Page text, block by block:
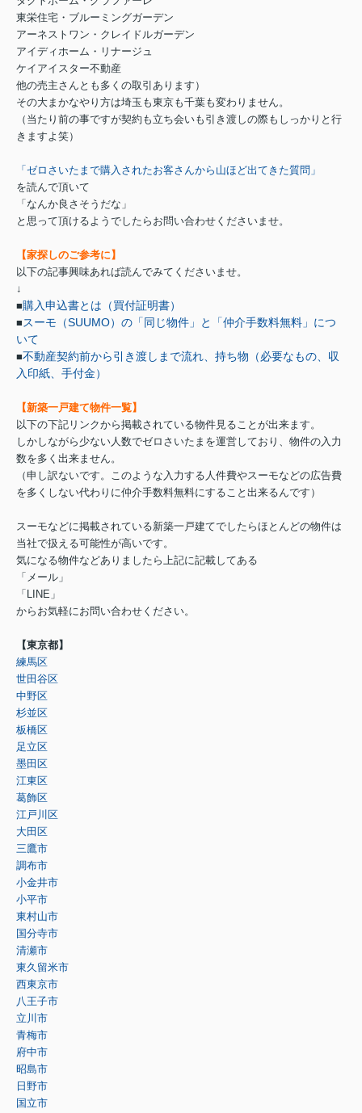
東栄住宅・ブルーミングガーデン
アーネストワン・クレイドルガーデン
アイディホーム・リナージュ
ケイアイスター不動産
他の売主さんとも多くの取引あります）
その大まかなやり方は埼玉も東京も千葉も変わりません。
（当たり前の事ですが契約も立ち会いも引き渡しの際もしっかりと行
きますよ笑）
「ゼロさいたまで購入されたお客さんから山ほど出てきた質問」
を読んで頂いて
「なんか良さそうだな」
と思って頂けるようでしたらお問い合わせくださいませ。
【家探しのご参考に】
以下の記事興味あれば読んでみてくださいませ。
↓
■購入申込書とは（買付証明書）
■ スーモ（SUUMO）の「同じ物件」と「仲介手数料無料」につ
いて
■不動産契約前から引き渡しまで流れ、持ち物（必要なもの、収
入印紙、手付金）
【新築一戸建て物件一覧】
以下の下記リンクから掲載されている物件見ることが出来ます。
しかしながら少ない人数でゼロさいたまを運営しており、物件の入力
数を多く出来ません。
（申し訳ないです。このような入力する人件費やスーモなどの広告費
を多くしない代わりに仲介手数料無料にすること出来るんです）
スーモなどに掲載されている新築一戸建てでしたらほとんどの物件は
当社で扱える可能性が高いです。
気になる物件などありましたら上記に記載してある
「メール」
「LINE」
からお気軽にお問い合わせください。
【東京都】
練馬区
世田谷区
中野区
杉並区
板橋区
足立区
墨田区
江東区
葛飾区
江戸川区
大田区
三鷹市
調布市
小金井市
小平市
東村山市
国分寺市
清瀬市
東久留米市
西東京市
八王子市
立川市
青梅市
府中市
昭島市
日野市
国立市